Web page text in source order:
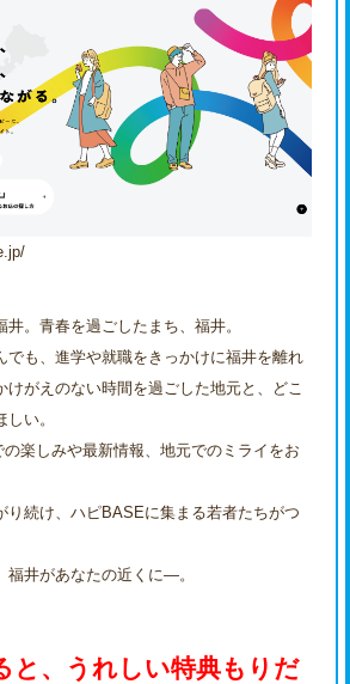
。青春を過ごしたまち、福井。
でも、進学や就職をきっかけに福井を離れ
けがえのない時間を過ごした地元と、どこ
い。
楽しみや最新情報、地元でのミライをお
り続け、ハピBASEに集まる若者たちがつ
福井があなたの近くに―。
と、うれしい特典もりだ